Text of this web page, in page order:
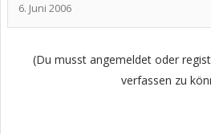
6. Juni 2006
(Du musst angemeldet oder
verfassen zu